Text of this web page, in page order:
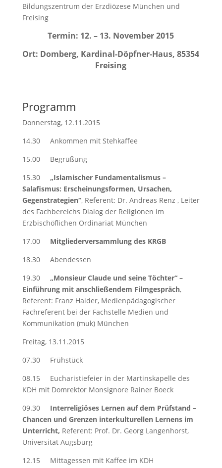
Bildungszentrum der Erzdiözese München und
Freising
Termin: 12. – 13. November 2015
Ort: Domberg, Kardinal-Döpfner-Haus, 85354
Freising
Programm
Donnerstag, 12.11.2015
14.30 Ankommen mit Stehkaffee
15.00 Begrüßung
15.30 „Islamischer Fundamentalismus –
Salafismus: Erscheinungsformen, Ursachen,
Gegenstrategien“, Referent: Dr. Andreas Renz , Leiter
des Fachbereichs Dialog der Religionen im
Erzbischöflichen Ordinariat München
17.00 Mitgliederversammlung des KRGB
18.30 Abendessen
19.30 „Monsieur Claude und seine Töchter“ –
Einführung mit anschließendem Filmgespräch,
Referent: Franz Haider, Medienpädagogischer
Fachreferent bei der Fachstelle Medien und
Kommunikation (muk) München
Freitag, 13.11.2015
07.30 Frühstück
08.15 Eucharistiefeier in der Martinskapelle des
KDH mit Domrektor Monsignore Rainer Boeck
09.30 Interreligiöses Lernen auf dem Prüfstand –
Chancen und Grenzen interkulturellen Lernens im
Unterricht, Referent: Prof. Dr. Georg Langenhorst,
Universität Augsburg
12.15 Mittagessen mit Kaffee im KDH